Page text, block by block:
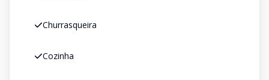
Churrasqueira
Cozinha